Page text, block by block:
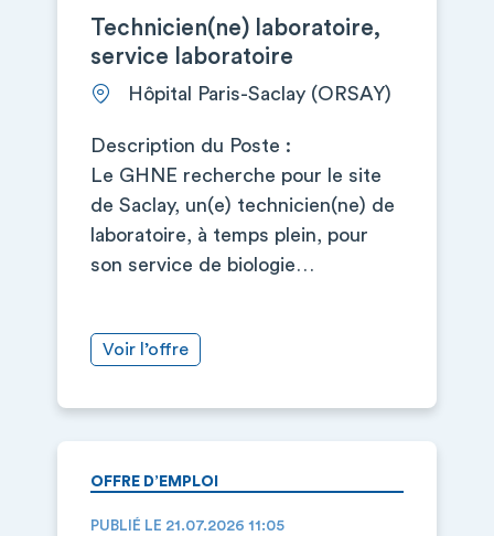
Technicien(ne) laboratoire,
service laboratoire
Hôpital Paris-Saclay (ORSAY)
Description du Poste :
Le GHNE recherche pour le site
de Saclay, un(e) technicien(ne) de
laboratoire, à temps plein, pour
son service de biologie…
Voir l’offre
OFFRE D’EMPLOI
PUBLIÉ LE 21.07.2026 11:05